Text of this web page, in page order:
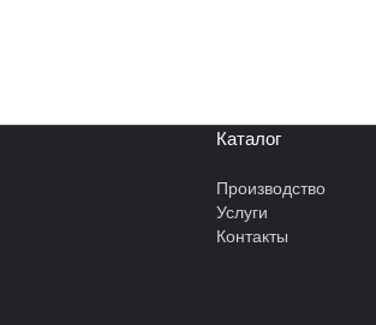
Каталог
Производство
Услуги
Контакты